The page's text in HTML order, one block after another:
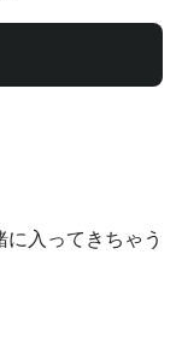
入ってきちゃう